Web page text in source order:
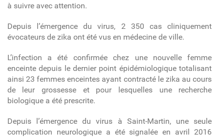
à suivre avec attention.
Depuis l’émergence du virus, 2 350 cas cliniquement
évocateurs de zika ont été vus en médecine de ville.
L’infection a été confirmée chez une nouvelle femme
enceinte depuis le dernier point épidémiologique totalisant
ainsi 23 femmes enceintes ayant contracté le zika au cours
de leur grossesse et pour lesquelles une recherche
biologique a été prescrite.
Depuis l’émergence du virus à Saint-Martin, une seule
complication neurologique a été signalée en avril 2016